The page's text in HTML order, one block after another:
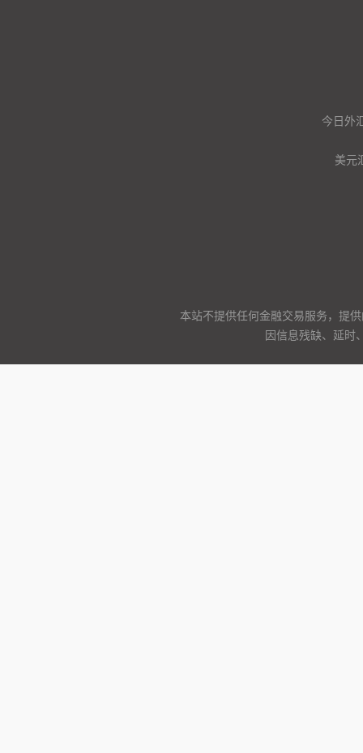
今日外
美元
本站不提供任何金融交易服务，提
因信息残缺、延时